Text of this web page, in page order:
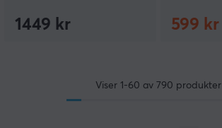
1449 kr 599 kr
Viser 1-60 av 790 produkter